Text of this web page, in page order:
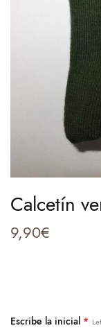
Calcetín
9,90€
Escribe la inicial *